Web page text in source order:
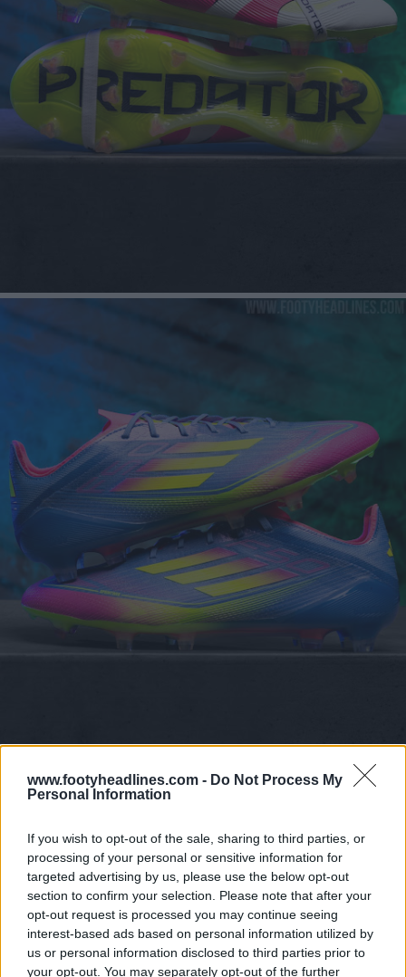
www.footyheadlines.com - Do Not Process My
Personal Information
If you wish to opt-out of the sale, sharing to third parties, or
processing of your personal or sensitive information for
targeted advertising by us, please use the below opt-out
section to confirm your selection. Please note that after your
opt-out request is processed you may continue seeing
interest-based ads based on personal information utilized by
us or personal information disclosed to third parties prior to
your opt-out. You may separately opt-out of the further